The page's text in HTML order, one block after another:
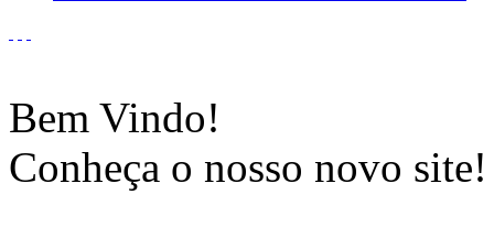
Bem Vindo!
Conheça o nosso novo site!